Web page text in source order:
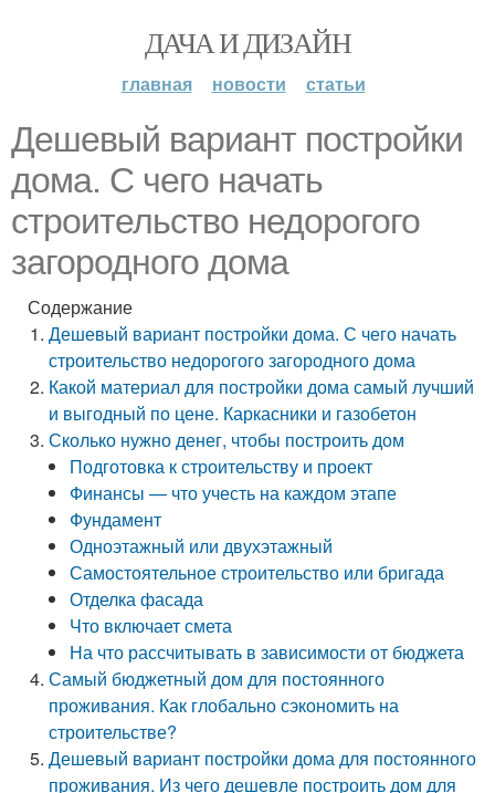
ДАЧА И ДИЗАЙН
главная новости статьи
Дешевый вариант постройки
дома. С чего начать
строительство недорогого
загородного дома
Содержание
Дешевый вариант постройки дома. С чего начать
строительство недорогого загородного дома
Какой материал для постройки дома самый лучший
и выгодный по цене. Каркасники и газобетон
Сколько нужно денег, чтобы построить дом
Подготовка к строительству и проект
Финансы — что учесть на каждом этапе
Фундамент
Одноэтажный или двухэтажный
Самостоятельное строительство или бригада
Отделка фасада
Что включает смета
На что рассчитывать в зависимости от бюджета
Самый бюджетный дом для постоянного
проживания. Как глобально сэкономить на
строительстве?
Дешевый вариант постройки дома для постоянного
проживания. Из чего дешевле построить дом для